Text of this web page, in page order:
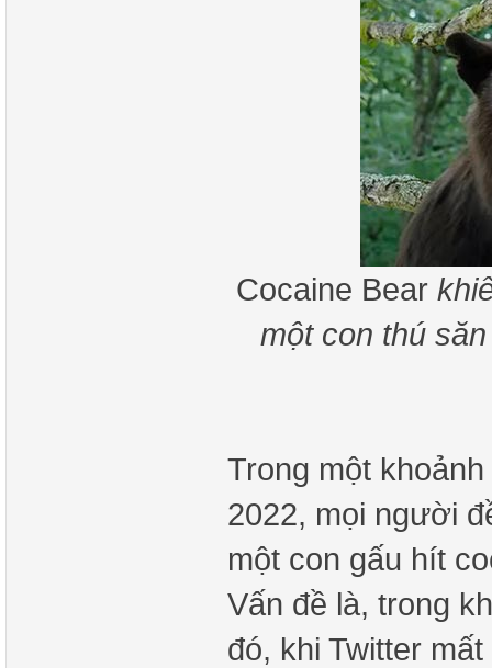
Cocaine Bear
một con thú
Trong một
2022, mọi người
một con gấu hít
Vấn đề là, trong
đó, khi Twitter